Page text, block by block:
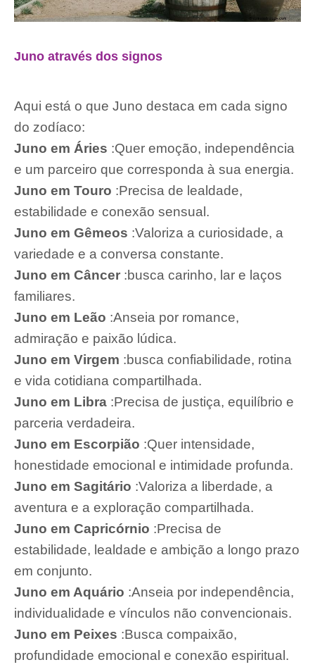
Juno através dos signos
Aqui está o que Juno destaca em cada signo
do zodíaco:
Juno em Áries :Quer emoção, independência
e um parceiro que corresponda à sua energia.
Juno em Touro :Precisa de lealdade,
estabilidade e conexão sensual.
Juno em Gêmeos :Valoriza a curiosidade, a
variedade e a conversa constante.
Juno em Câncer :busca carinho, lar e laços
familiares.
Juno em Leão :Anseia por romance,
admiração e paixão lúdica.
Juno em Virgem :busca confiabilidade, rotina
e vida cotidiana compartilhada.
Juno em Libra :Precisa de justiça, equilíbrio e
parceria verdadeira.
Juno em Escorpião :Quer intensidade,
honestidade emocional e intimidade profunda.
Juno em Sagitário :Valoriza a liberdade, a
aventura e a exploração compartilhada.
Juno em Capricórnio :Precisa de
estabilidade, lealdade e ambição a longo prazo
em conjunto.
Juno em Aquário :Anseia por independência,
individualidade e vínculos não convencionais.
Juno em Peixes :Busca compaixão,
profundidade emocional e conexão espiritual.